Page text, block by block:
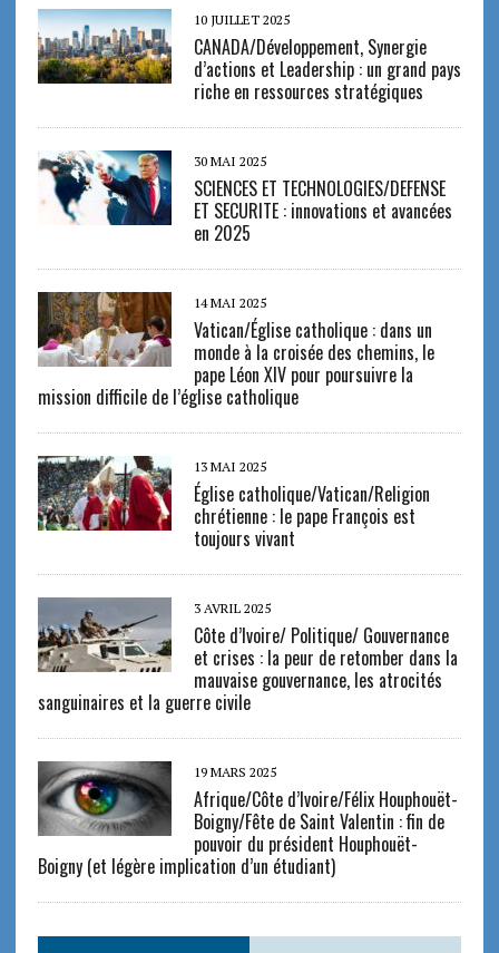
10 JUILLET 2025
CANADA/Développement, Synergie
d’actions et Leadership : un grand pays
riche en ressources stratégiques
30 MAI 2025
SCIENCES ET TECHNOLOGIES/DEFENSE
ET SECURITE : innovations et avancées
en 2025
14 MAI 2025
Vatican/Église catholique : dans un
monde à la croisée des chemins, le
pape Léon XIV pour poursuivre la
mission difficile de l’église catholique
13 MAI 2025
Église catholique/Vatican/Religion
chrétienne : le pape François est
toujours vivant
3 AVRIL 2025
Côte d’Ivoire/ Politique/ Gouvernance
et crises : la peur de retomber dans la
mauvaise gouvernance, les atrocités
sanguinaires et la guerre civile
19 MARS 2025
Afrique/Côte d’Ivoire/Félix Houphouët-
Boigny/Fête de Saint Valentin : fin de
pouvoir du président Houphouët-
Boigny (et légère implication d’un étudiant)